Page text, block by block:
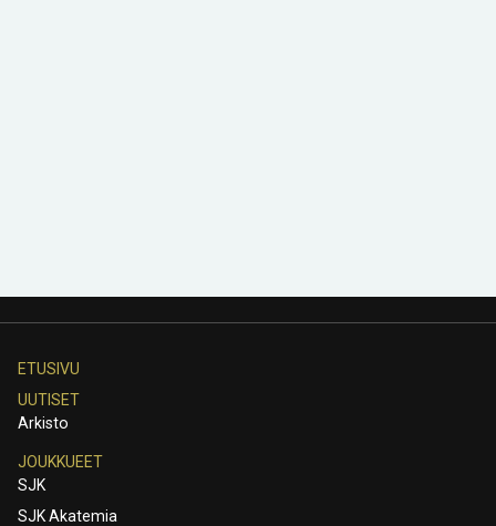
ETUSIVU
UUTISET
Arkisto
JOUKKUEET
SJK
SJK Akatemia